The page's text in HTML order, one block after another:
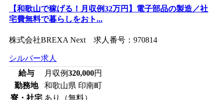
【和歌山で稼げる！月収例32万円】電子部品の製造／社
宅費無料で暮らしをおト...
株式会社BREXA Next 求人番号：970814
シルバー求人
給与
月収例320,000円
勤務地
和歌山県 印南町
寮・社宅 あり（無料）